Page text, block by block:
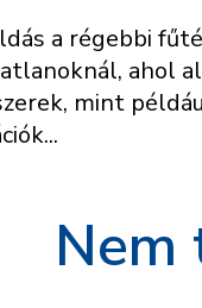
a régebbi
ahol
mint
Nem